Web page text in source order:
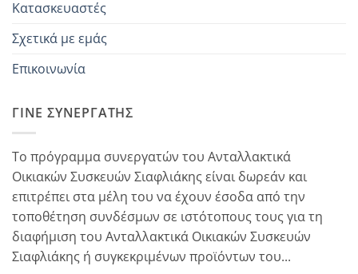
Κατασκευαστές
Σχετικά με εμάς
Επικοινωνία
ΓΊΝΕ ΣΥΝΕΡΓΆΤΗΣ
Το πρόγραμμα συνεργατών του Ανταλλακτικά
Οικιακών Συσκευών Σιαφλιάκης είναι δωρεάν και
επιτρέπει στα μέλη του να έχουν έσοδα από την
τοποθέτηση συνδέσμων σε ιστότοπους τους για τη
διαφήμιση του Ανταλλακτικά Οικιακών Συσκευών
Σιαφλιάκης ή συγκεκριμένων προϊόντων του...